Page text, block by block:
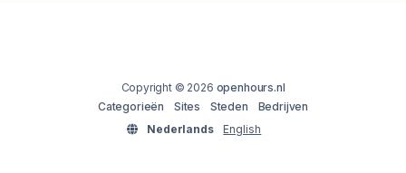
Copyright © 2026 openhours.nl
Categorieën
Sites Steden
Bedrijven
Nederlands
English